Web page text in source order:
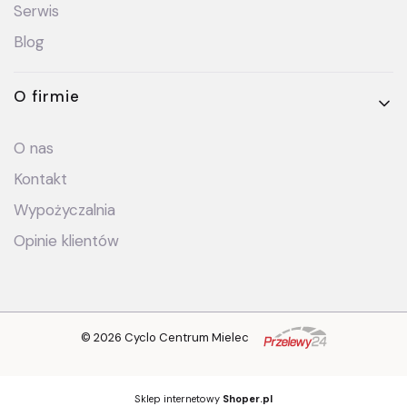
Serwis
Blog
O firmie
O nas
Kontakt
Wypożyczalnia
Opinie klientów
© 2026 Cyclo Centrum Mielec
Sklep internetowy Shoper.pl